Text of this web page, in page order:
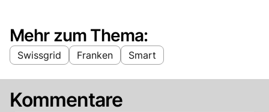
Mehr zum Thema:
Swissgrid Franken Smart
Kommentare